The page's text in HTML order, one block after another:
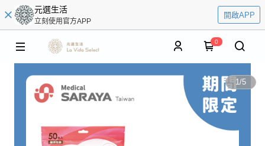
元選生活
立刻使用官方APP
開啟APP
0
1/5